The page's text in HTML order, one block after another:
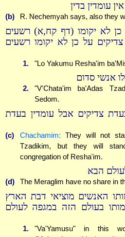
עומדין בדין
(b) R. Nechemyah says, also they
לא יקומו (דף קח,א) רשעים
על כן לא יקומו רשעים
1. "Lo Yakumu Resha'im
אנשי סדום
2.
"V'Chata'im ba'Adas
Sedom.
צדיקים אבל עומדין בעדת
(c) Chachamim: They will not
Tzadikim, but they will
congregation of Resha'im.
הבא
(d) The Meraglim have no share in
האנשים מוציאי דבת הארץ
בעולם הזה במגפה לעולם
1.
"Va'Yamusu" in this